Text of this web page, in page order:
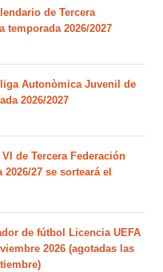
de Tercera
temporada 2026/2027
Autonòmica Juvenil de
2026/2027
de Tercera Federación
27 se sorteará el
de fútbol Licencia UEFA
2026 (agotadas las